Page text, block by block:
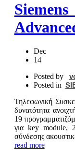
Dec
14
Posted by
Posted in
Τηλεφωνική
δυνατότητα
19
για key module,
σύνδεσης
read more